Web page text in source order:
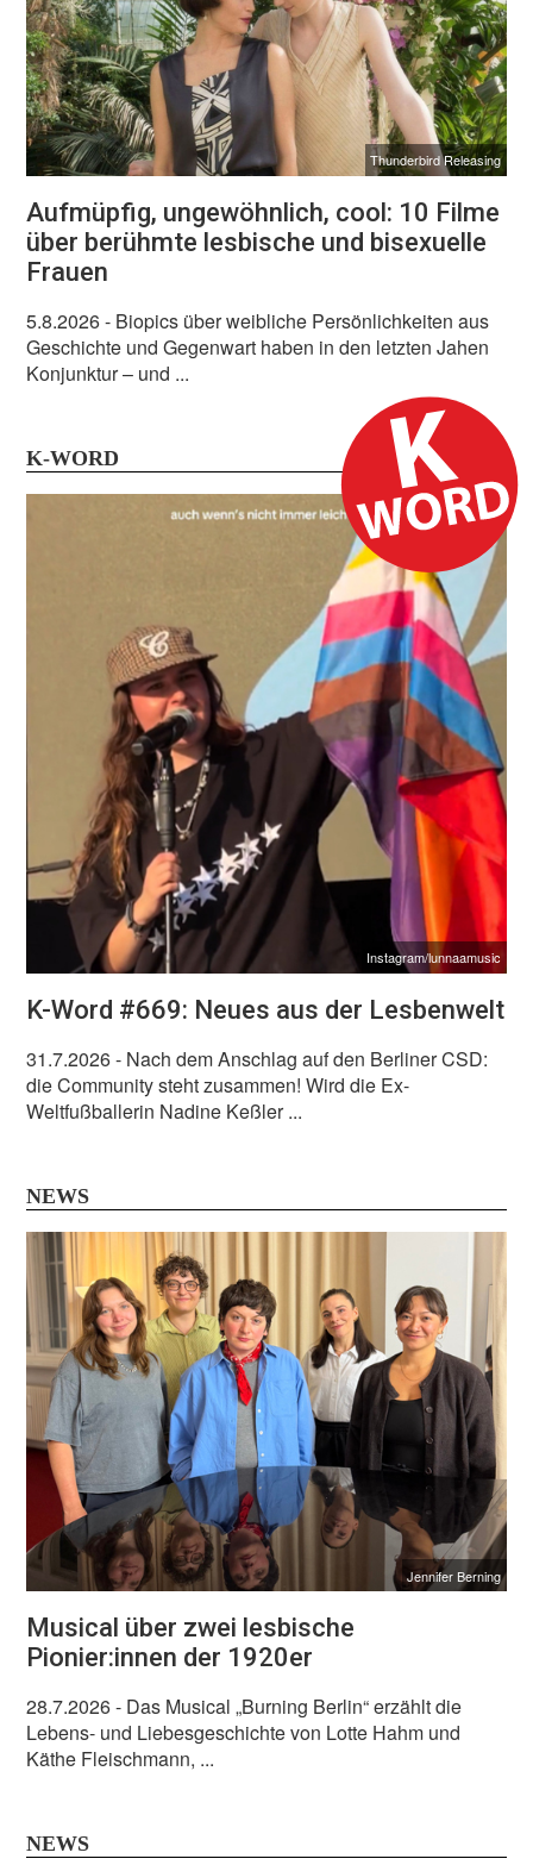
Thunderbird Releasing
Aufmüpfig, ungewöhnlich, cool: 10 Filme
über berühmte lesbische und bisexuelle
Frauen
5.8.2026- Biopics über weibliche Persönlichkeiten aus
Geschichte und Gegenwart haben in den letzten Jahen
Konjunktur – und ...
K-WORD
Instagram/lunnaamusic
K-Word #669: Neues aus der Lesbenwelt
31.7.2026- Nach dem Anschlag auf den Berliner CSD:
die Community steht zusammen! Wird die Ex-
Weltfußballerin Nadine Keßler ...
NEWS
Jennifer Berning
Musical über zwei lesbische
Pionier:innen der 1920er
28.7.2026- Das Musical „Burning Berlin“ erzählt die
Lebens- und Liebesgeschichte von Lotte Hahm und
Käthe Fleischmann, ...
NEWS